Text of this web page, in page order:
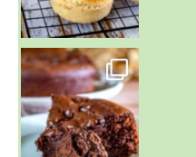
~ GÂTEAU FONDANT CHOCO NOISETTE ~
C'est lundi